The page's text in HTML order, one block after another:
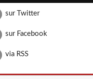
sur Twitter
sur Facebook
via RSS